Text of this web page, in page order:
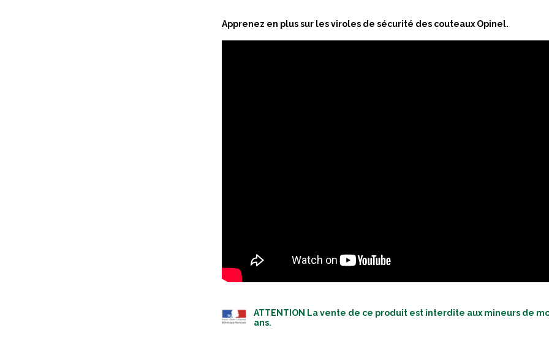
Apprenez en plus sur les viroles de sécurité des couteaux Opinel.
ATTENTION La vente de ce produit est interdite aux mineurs de
ans.